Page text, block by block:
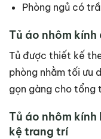
Phòng ngủ có
Tủ áo nhôm kính
Tủ được thiết kế
phòng nhằm tối ưu
gọn gàng cho tổng
Tủ áo nhôm
kệ trang trí